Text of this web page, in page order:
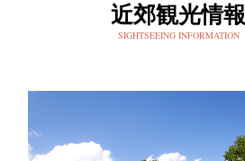
近郊観光情報
SIGHTSEEING INFORMATION